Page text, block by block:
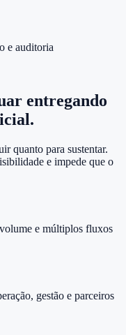
e auditoria
entregando
quanto para sustentar.
e impede que o
e múltiplos fluxos
gestão e parceiros